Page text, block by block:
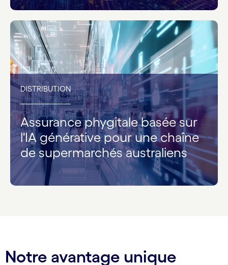
DISTRIBUTION
Assurance phygitale basée sur
l'IA générative pour une chaîne
de supermarchés australiens
Notre avantage unique